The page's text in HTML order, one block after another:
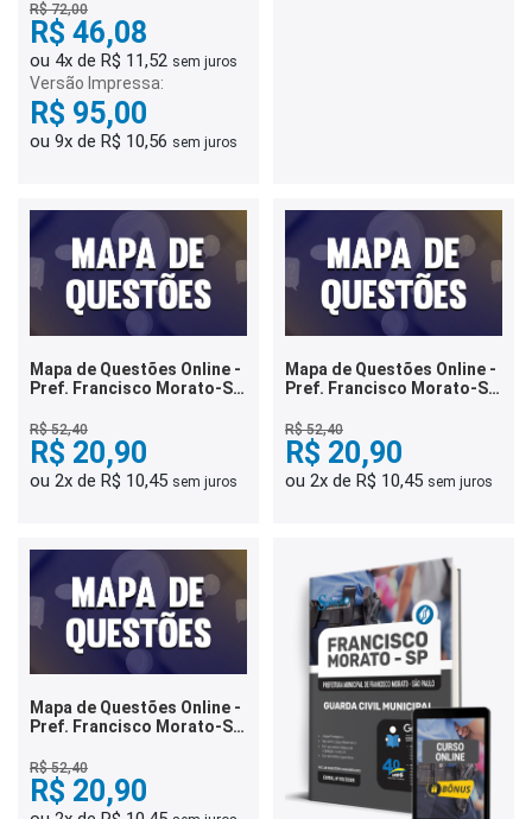
R$ 72,00
R$ 46,08
ou 4x de R$ 11,52 sem juros
Versão Impressa:
R$ 95,00
ou 9x de R$ 10,56 sem juros
Mapa de Questões Online -
Pref. Francisco Morato-SP
Mil Questões
R$ 52,40
R$ 20,90
ou 2x de R$ 10,45 sem juros
Mapa de Questões Online -
Pref. Francisco Morato-SP
Questões
R$ 52,40
R$ 20,90
ou 2x de R$ 10,45 sem juros
Mapa de Questões Online -
Pref. Francisco Morato-SP
Mil Questões
R$ 52,40
R$ 20,90